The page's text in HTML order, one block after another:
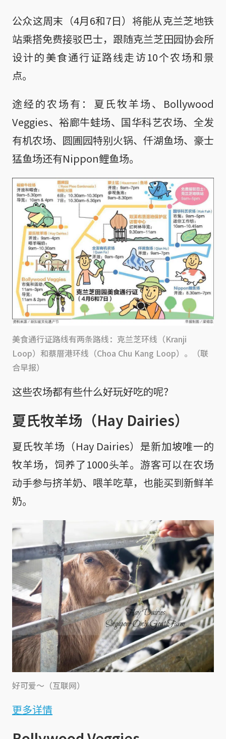
公众这周末（4月6和7日）将能从克兰芝地铁
站乘搭免费接驳巴士，跟随克兰芝田园协会所
设计的美食通行证路线走访10个农场和景
点。
途经的农场有：夏氏牧羊场、Bollywood
Veggies、裕廊牛蛙场、国华科艺农场、全发
有机农场、圆圃园特别火锅、仟湖鱼场、豪士
猛鱼场还有Nippon鲤鱼场。
美食通行证路线有两条路线：克兰芝环线（Kranji
Loop）和蔡厝港环线（Choa Chu Kang Loop）。（联
合早报）
这些农场都有些什么好玩好吃的呢？
夏氏牧羊场（Hay Dairies）
夏氏牧羊场（Hay Dairies）是新加坡唯一的
牧羊场，饲养了1000头羊。游客可以在农场
动手参与挤羊奶、喂羊吃草，也能买到新鲜羊
奶。
好可爱～（互联网）
更多详情